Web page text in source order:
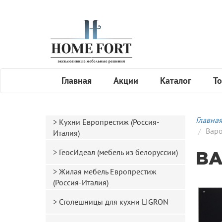
Главная Акции Каталог
Главная
Кухни Европрестиж (Россия-
Италия)
ГеосИдеал (мебель из белоруссии)
Жилая мебель Европрестиж
(Россия-Италия)
Столешницы для кухни LIGRON